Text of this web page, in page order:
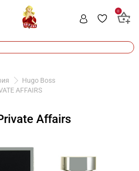
0
Hugo Boss
AFFAIRS
Affairs